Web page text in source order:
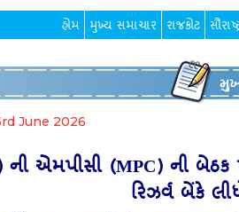
હોમ મુખ્ય સમાચાર રાજકોટ
June 2026
એમપીસી (MPC) ની બેઠક
રિઝર્વ બેંકે